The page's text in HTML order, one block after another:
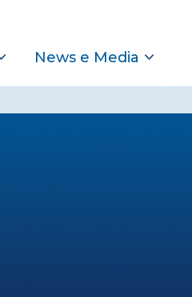
News e Media